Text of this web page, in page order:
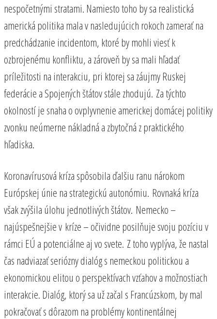
nespočetnými stratami. Namiesto toho by sa realistická
americká politika mala v nasledujúcich rokoch zamerať na
predchádzanie incidentom, ktoré by mohli viesť k
ozbrojenému konfliktu, a zároveň by sa mali hľadať
príležitosti na interakciu, pri ktorej sa záujmy Ruskej
federácie a Spojených štátov stále zhodujú. Za týchto
okolností je snaha o ovplyvnenie americkej domácej politiky
zvonku neúmerne nákladná a zbytočná z praktického
hľadiska.
Koronavírusová kríza spôsobila ďalšiu ranu nárokom
Európskej únie na strategickú autonómiu. Rovnaká kríza
však zvýšila úlohu jednotlivých štátov. Nemecko –
najúspešnejšie v kríze – očividne posilňuje svoju pozíciu v
rámci EÚ a potenciálne aj vo svete. Z toho vyplýva, že nastal
čas nadviazať seriózny dialóg s nemeckou politickou a
ekonomickou elitou o perspektívach vzťahov a možnostiach
interakcie. Dialóg, ktorý sa už začal s Francúzskom, by mal
pokračovať s dôrazom na problémy kontinentálnej